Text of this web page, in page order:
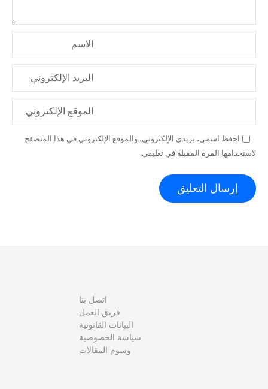
الاسم
البريد الإلكتروني
الموقع الإلكتروني
احفظ اسمي، بريدي الإلكتروني، والموقع الإلكتروني في هذا المتصفح
لاستخدامها المرة المقبلة في تعليقي.
اتصل بنا
فريق العمل
البيانات القانونية
سياسة الخصوصية
وسوم المقالات